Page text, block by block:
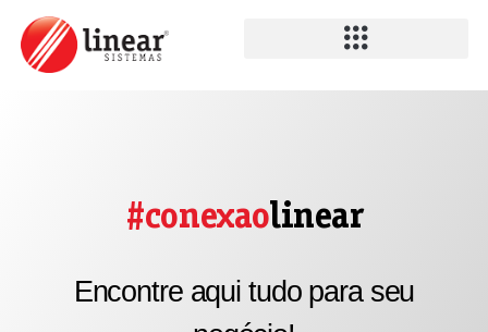
#conexaolinear
Encontre aqui tudo para seu